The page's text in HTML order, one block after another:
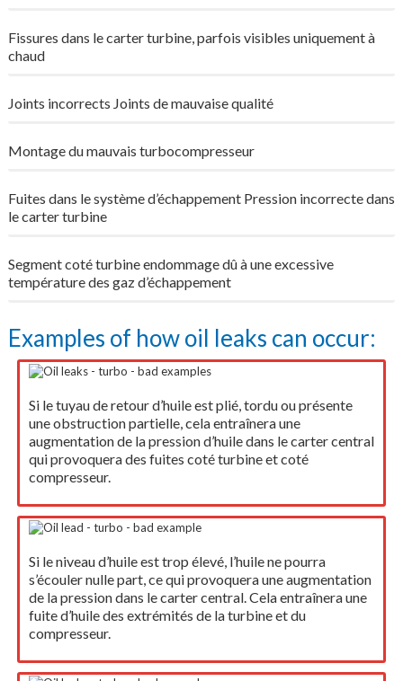
Fissures dans le carter turbine, parfois visibles uniquement à
chaud
Joints incorrects Joints de mauvaise qualité
Montage du mauvais turbocompresseur
Fuites dans le système d’échappement Pression incorrecte dans
le carter turbine
Segment coté turbine endommage dû à une excessive
température des gaz d’échappement
Examples of how oil leaks can occur:
Si le tuyau de retour d’huile est plié, tordu ou présente
une obstruction partielle, cela entraînera une
augmentation de la pression d’huile dans le carter central
qui provoquera des fuites coté turbine et coté
compresseur.
Si le niveau d’huile est trop élevé, l’huile ne pourra
s’écouler nulle part, ce qui provoquera une augmentation
de la pression dans le carter central. Cela entraînera une
fuite d’huile des extrémités de la turbine et du
compresseur.